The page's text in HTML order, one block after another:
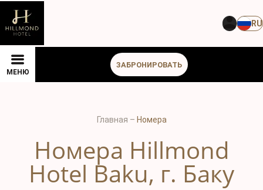
RU
МЕНЮ
ЗАБРОНИРОВАТЬ
Главная – Номера
Номера Hillmond
Hotel Baku, г. Баку